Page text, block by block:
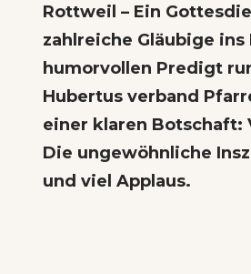
Rottweil – Ein
zahlreiche Gläubige
humorvollen Predigt
Hubertus verband
einer klaren Botschaft:
Die ungewöhnliche
und viel Applaus.